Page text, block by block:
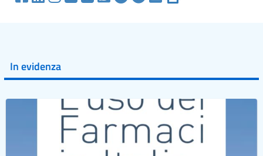
In evidenza